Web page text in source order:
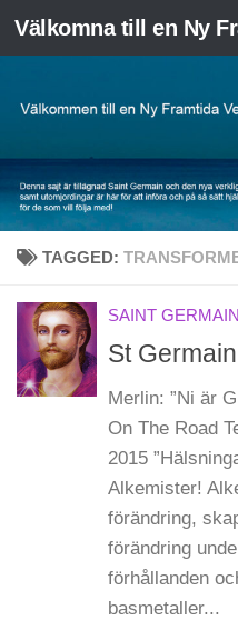
Skip to content
TAGGED:
SAINT GERMAIN
St
Merlin: ”Ni är
On The Road
2015
Alkemister!
förändring,
förändring
förhållanden
basmetaller...